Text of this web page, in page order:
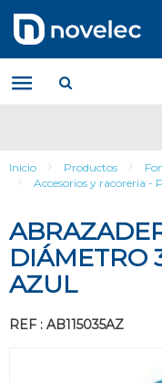
contenido
menú
de
navegación
Inicio Productos
Accesorios y racoreria -
DIÁMETRO
AZUL
REF : AB115035AZ